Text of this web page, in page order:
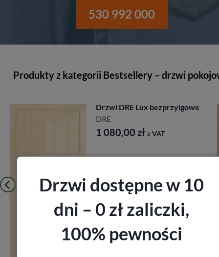
530 992 000
Produkty z kategorii Bestsellery – drzwi
Drzwi Porta Villadora
Modern
Porta
Zobacz
Drzwi dostępne w 10
dni – 0 zł zaliczki,
100% pewności